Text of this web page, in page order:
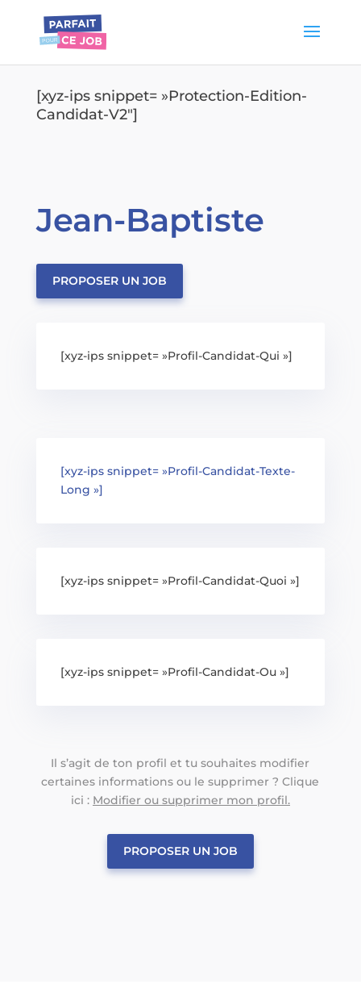
[xyz-ips snippet= »Protection-Edition-
Candidat-V2″]
Jean-Baptiste
PROPOSER UN JOB
[xyz-ips snippet= »Profil-Candidat-Qui »]
[xyz-ips snippet= »Profil-Candidat-Texte-
Long »]
[xyz-ips snippet= »Profil-Candidat-Quoi »]
[xyz-ips snippet= »Profil-Candidat-Ou »]
Il s’agit de ton profil et tu souhaites modifier
certaines informations ou le supprimer ? Clique
ici : Modifier ou supprimer mon profil.
PROPOSER UN JOB